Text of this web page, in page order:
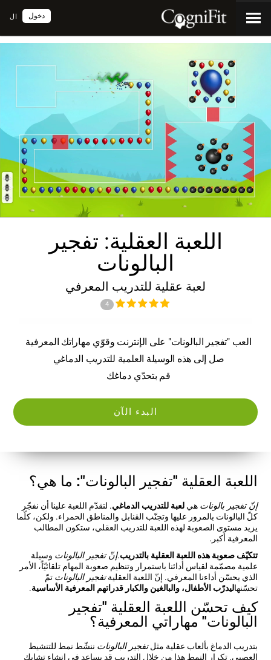
ال دخول
اللعبة العقلية: تفجير
البالونات
لعبة عقلية للتدريب المعرفي
4
العب "تفجير البالونات" على الإنترنت وقوّي مهاراتك المعرفية
صل إلى هذه الوسيلة العلمية للتدريب الدماغي
قم بتحدّي دماغك
البدء الآن
اللعبة العقلية "تفجير البالونات": ما هي؟
إنّ تفجير بالونات هيلعبة للتدريب الدماغي. لتقدّم اللعبة علينا أن نفجّر
كلّ البالونات بالمرور عليها وتجنّب القنابل والمناطق الحمراء. ولكن، كلّما
يزيد مستوى الصعوبة لهذه اللعبة للتدريب العقلي، ستكون المطالب
المعرفية أكبر.
تتكيّف صعوبة هذه اللعبة العقلية بالتدريب.إنّ تفجير البالونات وسيلة
علمية مصمّمة لقياس أدائنا باستمرار وتنظيم صعوبة المهام تلقائيّاً، الأمر
الذي يحسّن أداءنا المعرفي. إنّ اللعبة العقليةتفجير البالونات تمّ
تحسّنهاليدرّب الأطفال، والبالغين والكبار قدراتهم المعرفية الأساسية.
كيف تحسّن اللعبة العقلية "تفجير
البالونات" مهاراتي المعرفية؟
بتدريب الدماغ بألعاب عقلية مثلتفجير البالونات ننشّط نمط للتنشيط
العصبي. تكرار النمط هذا من خلال التدريب قد يساعد في إنشاء تشابك